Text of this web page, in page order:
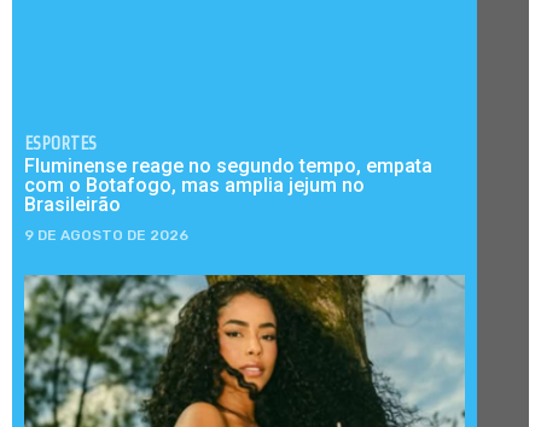
ESPORTES
Fluminense reage no segundo tempo, empata
com o Botafogo, mas amplia jejum no
Brasileirão
9 DE AGOSTO DE 2026